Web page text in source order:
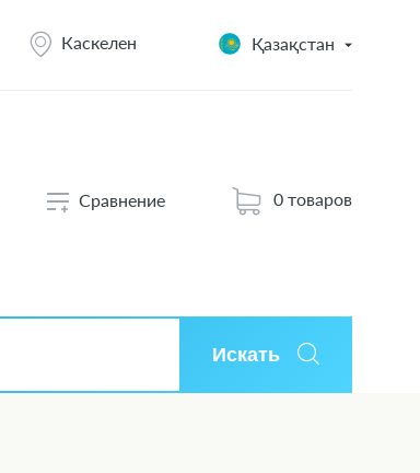
Каскелен Қазақстан
Сравнение 0 товаров
Искать